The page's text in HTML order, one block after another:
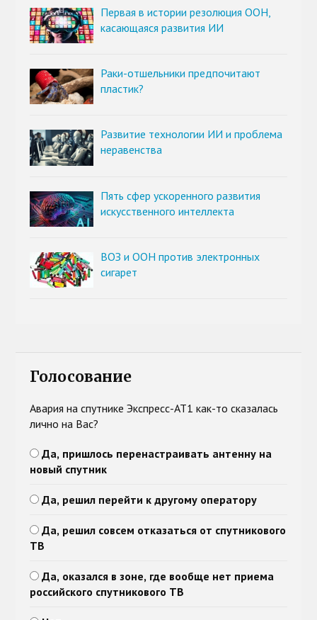
Первая в истории резолюция ООН,
касающаяся развития ИИ
Раки-отшельники предпочитают
пластик?
Развитие технологии ИИ и проблема
неравенства
Пять сфер ускоренного развития
искусственного интеллекта
ВОЗ и ООН против электронных
сигарет
Голосование
Авария на спутнике Экспресс-АТ1 как-то сказалась
лично на Вас?
Да, пришлось перенастраивать антенну на
новый спутник
Да, решил перейти к другому оператору
Да, решил совсем отказаться от спутникового
ТВ
Да, оказался в зоне, где вообще нет приема
российского спутникового ТВ